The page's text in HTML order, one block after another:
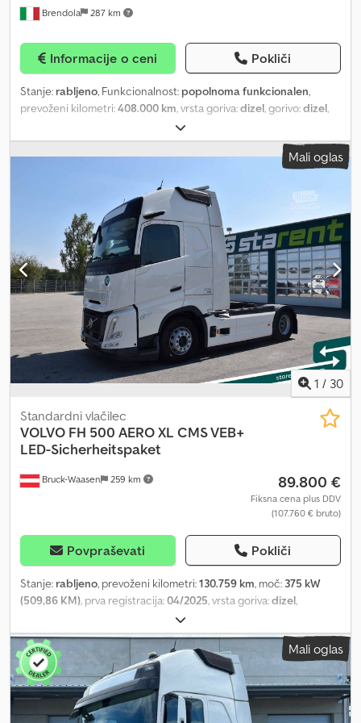
Brendola 287 km
Informacije o ceni Pokliči
Stanje: rabljeno, Funkcionalnost: popolnoma funkcionalen,
prevoženi kilometri:408.000 km, vrsta goriva:dizel, gorivo:dizel,
dnevna kabina
Euro 5, število sedežev:3, Leto izdelave:2010, Oprema:klimatska
naprava, žerjav, VOLVO FM 460 6x2 – Letnik 2010 DIZEL/ Euro 5
Prevoženih km: 408.000 Dkodezggbxepfx Ai Tor Ročni menjalnik /
Prostornina 12.777 / KW 345 Dovoljena masa: 260 q Nosilnost:
13.650 kg (brez nadgradnje) / Medosna razdalja: 4.200 mm Oprema:
- Klima - Servis pri 400.000 km Nadgradnja: - ODSTRANLJIV
NADVOZ - HIAB HOOKLIFT XR21Z59P - Nadvozi dimenzij 6500+200
mm in 4500+200 mm - Žerjav KESLA F2005 ZT
Mali oglas
1 / 30
Bruck-Waasen 259 km
Standardni vlačilec
VOLVO FH 500 AERO XL CMS VEB+
LED-Sicherheitspaket
89.800 €
Fiksna cena plus DDV
(107.760 € bruto)
Povpraševati Pokliči
Stanje: rabljeno, prevoženi kilometri:130.759 km, moč: 375 kW
(509,86 KM), prva registracija:04/2025, vrsta goriva:dizel,
bela, vrsta prenosa:
emisijski razred:Euro 6, Leto izdelave:2025, Oprema:ABS,
klimatska naprava, parkirni grelec, Volvo FH 500 AERO XL CMS
VEB+ LED varnostni paket Vse na prvi pogled · Datum prve
registracije: 09.04.2025 · Letnik: 2025 · Motor: 510 KM / 375 kW ·
Prevožena razdalja: 130.759 km · Barva: Bela · Euro norma: Euro 6 ·
Prestavna sklopka: Avtomat · Pnevmatike: Spredaj: 315/70 R 22,5
Mali oglas